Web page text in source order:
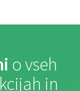
o vseh
in